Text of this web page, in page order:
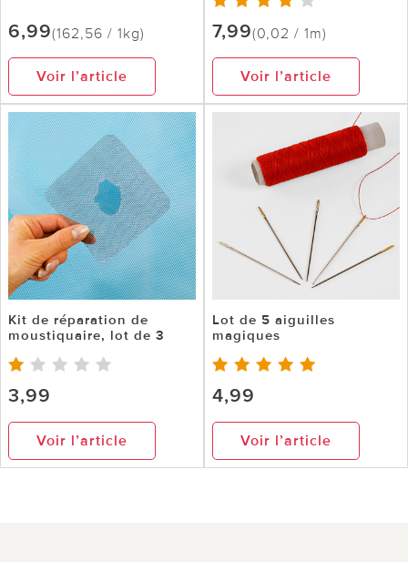
6,99(162,56 / 1kg)
Voir l’article
7,99(0,02 / 1m)
Voir l’article
Kit de réparation de
moustiquaire, lot de 3
3,99
Voir l’article
Lot de 5 aiguilles
magiques
4,99
Voir l’article